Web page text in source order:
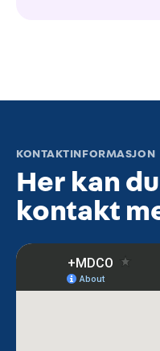
KONTAKTINFORMASJON
Her kan
kontakt